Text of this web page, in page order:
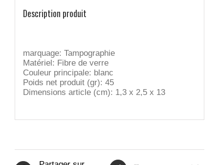
Description produit
marquage: Tampographie
Matériel: Fibre de verre
Couleur principale: blanc
Poids net produit (gr): 45
Dimensions article (cm): 1,3 x 2,5 x 13